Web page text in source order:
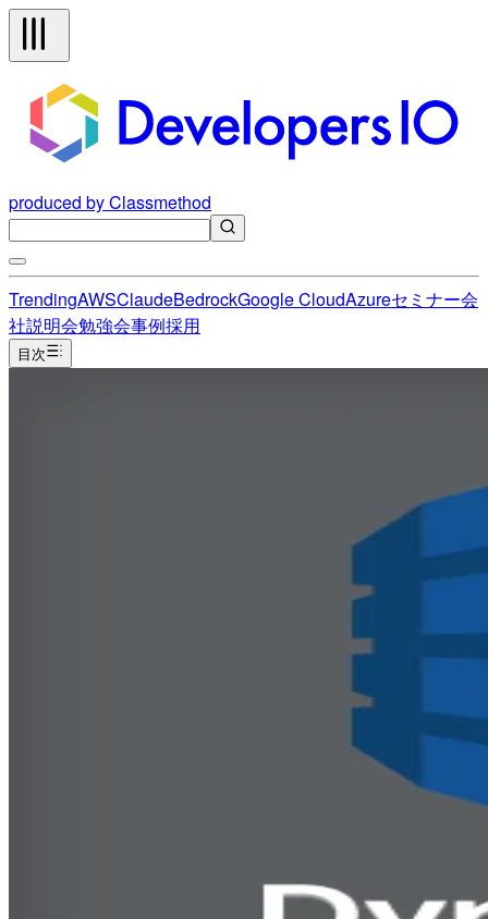
produced by Classmethod
TrendingAWSClaudeBedrockGoogle CloudAzureセミナー会
社説明会勉強会事例採用
目次